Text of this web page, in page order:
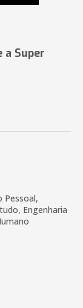
a Super
Pessoal,
Engenharia